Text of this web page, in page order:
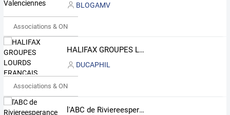
BLOGAMV
Associations & ONG
HALIFAX GROUPES LOURDS FRANCAIS SQUADRONS 346 et 347 R.A.F
DUCAPHIL
Associations & ONG
l'ABC de Riviereesperance